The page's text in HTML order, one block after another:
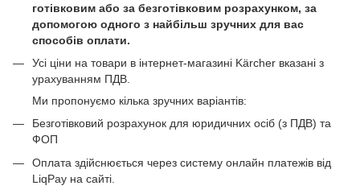
готівковим або за безготівковим розрахунком, за
допомогою одного з найбільш зручних для вас
способів оплати.
Усі ціни на товари в інтернет-магазині Kärcher вказані з
урахуванням ПДВ.
Ми пропонуємо кілька зручних варіантів:
Безготівковий розрахунок для юридичних осіб (з ПДВ) та
ФОП
Оплата здійснюється через систему онлайн платежів від
LiqPay на сайті.